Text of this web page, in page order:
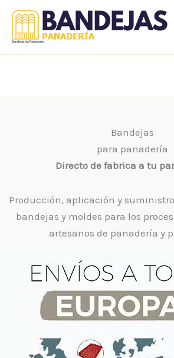
contenido
Bandejas de Panaderia
Bandejas
para panadería
Directo de fabrica a tu
Producción, aplicación y
bandejas y moldes para los
artesanos de panadería y